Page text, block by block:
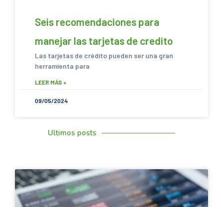
Seis recomendaciones para
manejar las tarjetas de credito
Las tarjetas de crédito pueden ser una gran
herramienta para
LEER MÁS »
09/05/2024
Ultimos posts
SACANDO CUENTAS